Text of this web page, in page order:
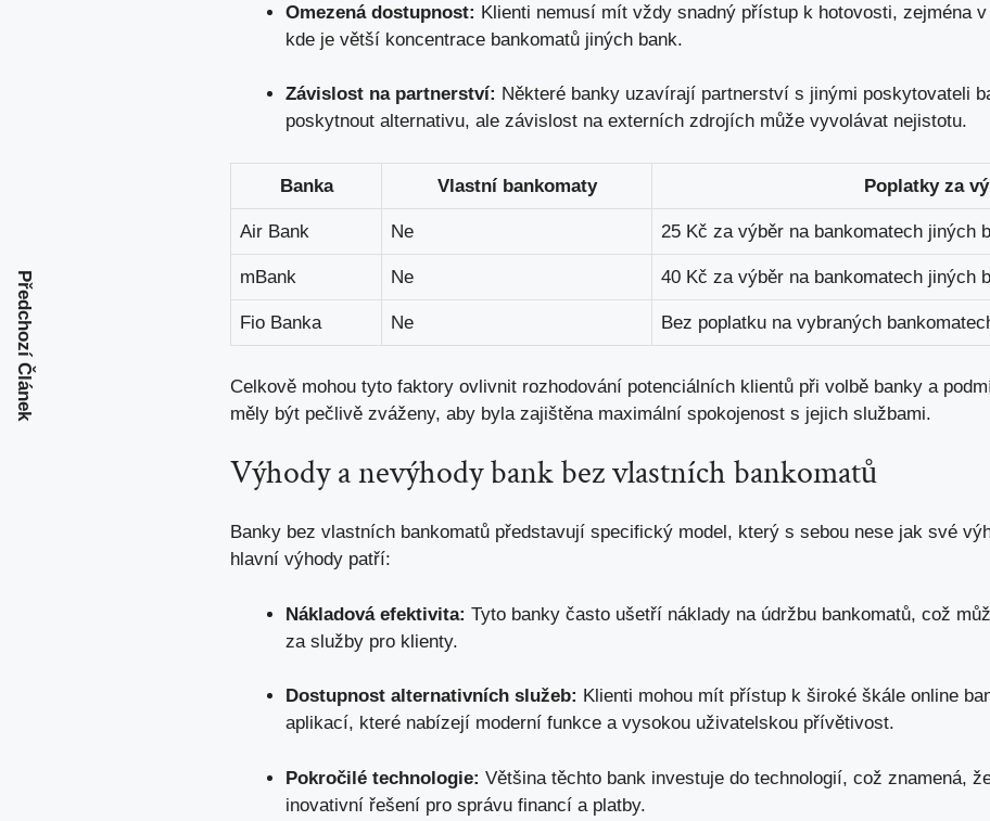
Omezená dostupnost: Klienti nemusí mít vždy snadný přístup k hotovosti, zejména
kde je větší koncentrace bankomatů jiných bank.
Závislost na partnerství: Některé banky uzavírají partnerství s jinými poskytovateli
poskytnout alternativu, ale závislost na externích zdrojích může vyvolávat nejistotu.
Banka Vlastní bankomaty Poplatky za
Air Bank Ne 25 Kč za výběr na bankomatech jiných
mBank Ne 40 Kč za výběr na bankomatech jiných
Fio Banka Ne Bez poplatku na vybraných
Celkově mohou tyto faktory ovlivnit rozhodování potenciálních klientů při volbě banky a
měly být pečlivě zváženy, aby byla zajištěna maximální spokojenost s jejich službami.
Výhody a nevýhody bank bez vlastních bankomatů
Banky bez vlastních bankomatů představují specifický model, který s sebou nese jak své
hlavní výhody patří:
Nákladová efektivita: Tyto banky často ušetří náklady na údržbu bankomatů, což
za služby pro klienty.
Dostupnost alternativních služeb: Klienti mohou mít přístup k široké škále online
aplikací, které nabízejí moderní funkce a vysokou uživatelskou přívětivost.
Pokročilé technologie: Většina těchto bank investuje do technologií, což znamená,
inovativní řešení pro správu financí a platby.
Předchozí Článek